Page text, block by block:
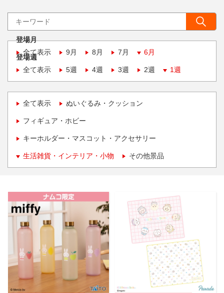
登場月
全て表示
9月 8月 7月 6月
登場週
全て表示
5週 4週 3週 2週 1週
全て表示 ぬいぐるみ・クッション
フィギュア・ホビー
キーホルダー・マスコット・アクセサリー
生活雑貨・インテリア・小物 その他景品